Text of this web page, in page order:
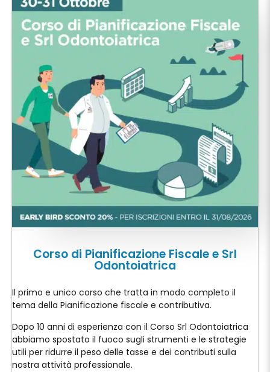
Corso di Pianificazione Fiscale e Srl
Odontoiatrica
Il primo e unico corso che tratta in modo completo il
tema della Pianificazione fiscale e contributiva.
Dopo 10 anni di esperienza con il Corso Srl Odontoiatrica
abbiamo spostato il fuoco sugli strumenti e le strategie
utili per ridurre il peso delle tasse e dei contributi sulla
nostra attività professionale.